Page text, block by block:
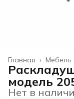
Мебель
Главная ›
модель
Нет в